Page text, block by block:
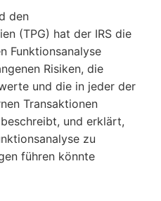
den
(TPG) hat der IRS die
Funktionsanalyse
Risiken, die
und die in jeder der
Transaktionen
und erklärt,
zu
führen könnte